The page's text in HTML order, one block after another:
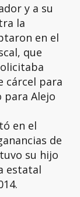
y a su
la
en el
que
cárcel para
para Alejo
en el
de
su hijo
estatal